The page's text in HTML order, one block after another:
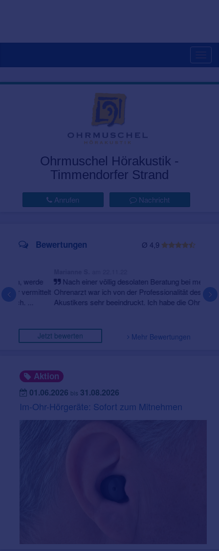
Ohrmuschel Hörakustik -
Timmendorfer Strand
Anrufen Nachricht
Ø 4,9
Bewertungen
Nach einer völlig desolaten Beratung bei meinem
Ohrenarzt war ich von der Professionalität des
Akustikers sehr beeindruckt. Ich habe die Ohrmuschel
Jetzt bewerten Mehr Bewertungen
Aktion
01.06.2026 bis 31.08.2026
Im-Ohr-Hörgeräte: Sofort zum Mitnehmen